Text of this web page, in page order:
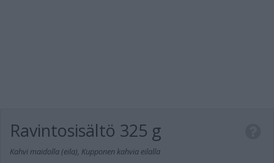
Ravintosisältö 325 g
Kahvi maidolla (eila), Kupponen kahvia eilalla